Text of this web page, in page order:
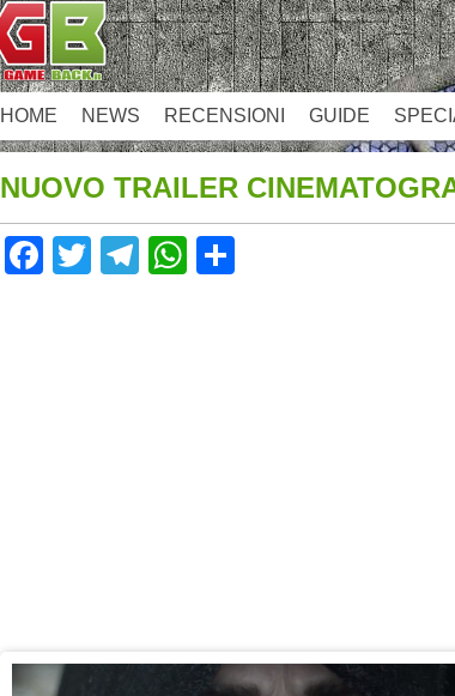
HOME NEWS RECENSIONI GUIDE
NUOVO TRAILER
Facebook
TwitterTelegram
WhatsApp